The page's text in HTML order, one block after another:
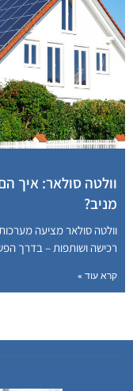
וולטה סולאר: איך
מניב?
וולטה סולאר מציעה
רכישה ושותפות – בדרך
קרא עוד »